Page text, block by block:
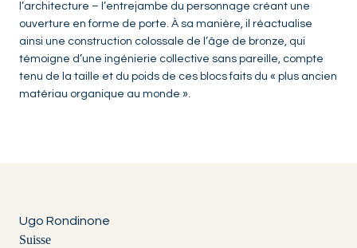
l’architecture – l’entrejambe du personnage créant une
ouverture en forme de porte. À sa manière, il réactualise
ainsi une construction colossale de l’âge de bronze, qui
témoigne d’une ingénierie collective sans pareille, compte
tenu de la taille et du poids de ces blocs faits du « plus ancien
matériau organique au monde ».
Ugo Rondinone
Suisse